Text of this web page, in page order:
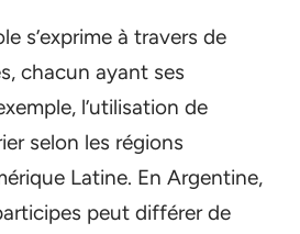
s’exprime à travers de
chacun ayant ses
l’utilisation de
selon les régions
Latine. En Argentine,
peut différer de